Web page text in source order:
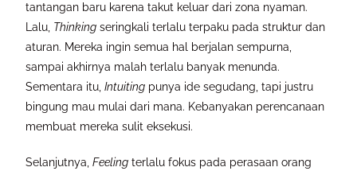
tantangan baru karena takut keluar dari zona nyaman.
Lalu, Thinking seringkali terlalu terpaku pada struktur dan
aturan. Mereka ingin semua hal berjalan sempurna,
sampai akhirnya malah terlalu banyak menunda.
Sementara itu,Intuiting punya ide segudang, tapi justru
bingung mau mulai dari mana. Kebanyakan perencanaan
membuat mereka sulit eksekusi.
Selanjutnya,Feeling terlalu fokus pada perasaan orang